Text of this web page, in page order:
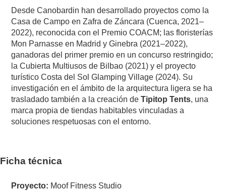
Desde Canobardin han desarrollado proyectos como la
Casa de Campo en Zafra de Záncara (Cuenca, 2021–
2022), reconocida con el Premio COACM; las floristerías
Mon Parnasse en Madrid y Ginebra (2021–2022),
ganadoras del primer premio en un concurso restringido;
la Cubierta Multiusos de Bilbao (2021) y el proyecto
turístico Costa del Sol Glamping Village (2024). Su
investigación en el ámbito de la arquitectura ligera se ha
trasladado también a la creación deTipitop Tents, una
marca propia de tiendas habitables vinculadas a
soluciones respetuosas con el entorno.
Ficha técnica
Proyecto: Moof Fitness Studio